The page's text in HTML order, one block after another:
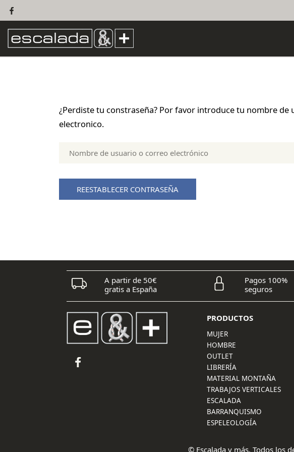
¿Perdiste tu constraseña? Por favor introduce tu nombre
electronico.
Nombre
usuario
A partir de 50€
gratis a España
Pagos 100%
seguros
PRODUCTOS
MUJER
HOMBRE
OUTLET
LIBRERÍA
MATERIAL MONTAÑA
TRABAJOS VERTICALES
ESCALADA
BARRANQUISMO
ESPELEOLOGÍA
© Escalada y más. Todos los